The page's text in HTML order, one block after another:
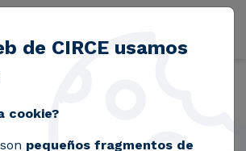
principal
pretratamiento: la fase que decide si un
de CIRCE usamos
cookie?
pequeños fragmentos de